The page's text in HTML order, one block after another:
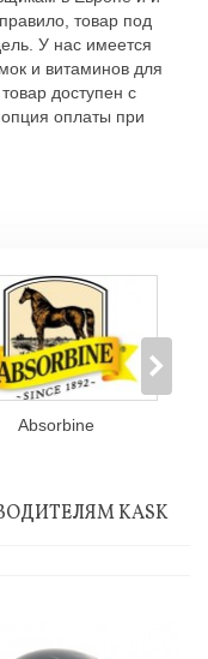
товар под
У нас имеется
и витаминов для
доступен с
оплаты при
KASK